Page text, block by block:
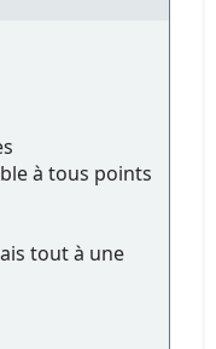
à tous points
tout à une